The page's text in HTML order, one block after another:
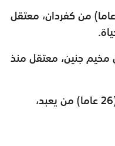
• الأسير أيهم نايف كممجي ( 35 عاما) من كفردان، معتقل
(46 عاما) من مخيم جنين، معتقل منذ
• الأسير مناضل يعقوب انفيعات (26 عاما) من يعبد،